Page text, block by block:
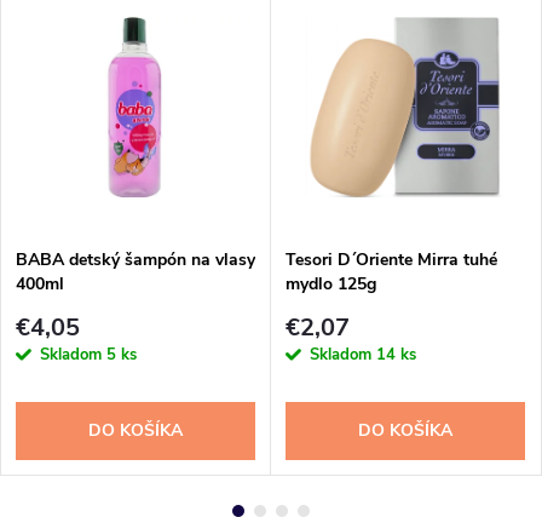
BABA detský šampón na vlasy
400ml
€4,05
Skladom 5 ks
DO KOŠÍKA
Tesori D´Oriente Mirra tuhé
mydlo 125g
€2,07
Skladom 14 ks
DO KOŠÍKA